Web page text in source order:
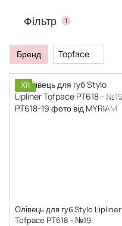
Фільтр 1
Бренд Topface
Хіт
Олівець для губ Stylo Lipliner
Tofpace PT618 - №19